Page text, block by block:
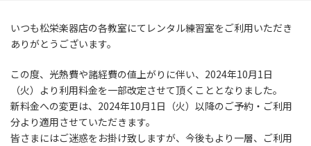
いつも松栄楽器店の各教室にてレンタル練習室をご利用いただき
ありがとうございます。
この度、光熱費や諸経費の値上がりに伴い、2024年10月1日
（火）より利用料金を一部改定させて頂くこととなりました。
新料金への変更は、2024年10月1日（火）以降のご予約・ご利用
分より適用させていただきます。
皆さまにはご迷惑をお掛け致しますが、今後もより一層、ご利用